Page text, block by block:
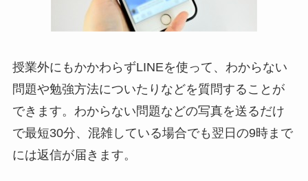
授業外にもかかわらずLINEを使って、わからない
問題や勉強方法についたりなどを質問することが
できます。わからない問題などの写真を送るだけ
で最短30分、混雑している場合でも翌日の9時まで
には返信が届きます。